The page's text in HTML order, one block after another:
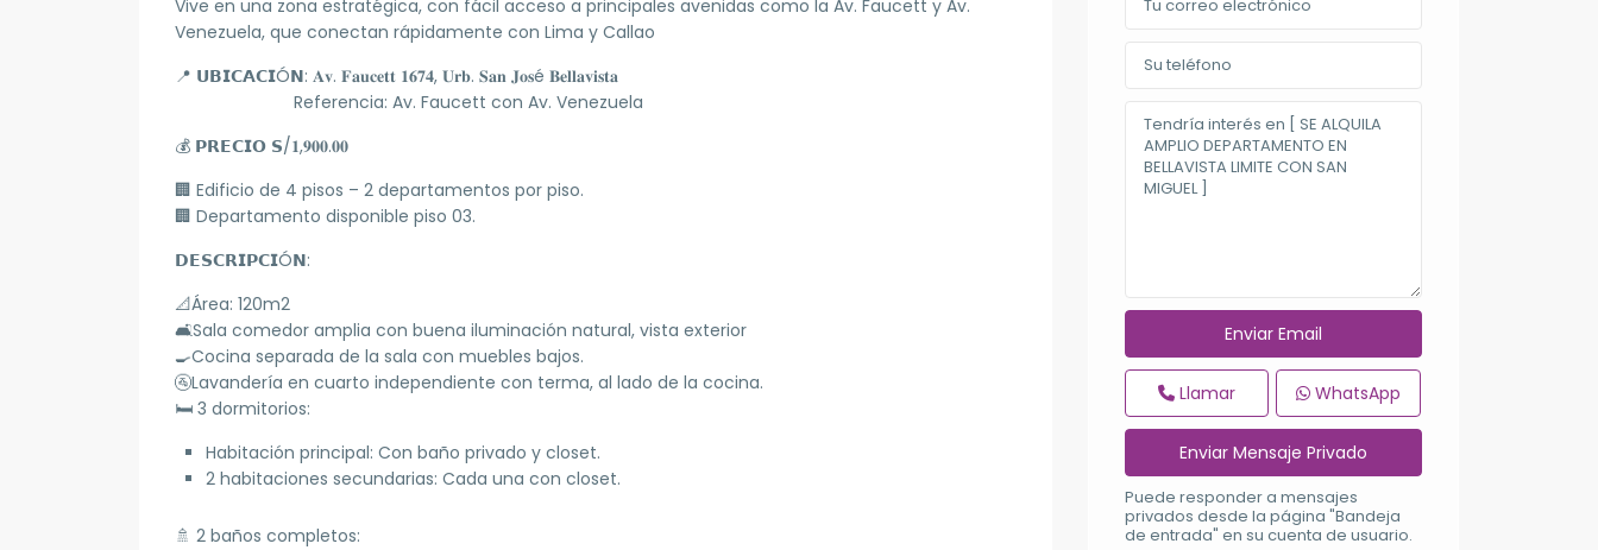
Vive en una zona estratégica, con fácil acceso a principales avenidas como la Av. Faucett y Av.
Venezuela, que conectan rápidamente con Lima y Callao
📍 𝗨𝗕𝗜𝗖𝗔𝗖𝗜Ó𝗡: 𝐀𝐯. 𝐅𝐚𝐮𝐜𝐞𝐭𝐭 𝟏𝟔𝟕𝟒, 𝐔𝐫𝐛. 𝐒𝐚𝐧 𝐉𝐨𝐬é 𝐁𝐞𝐥𝐥𝐚𝐯𝐢𝐬𝐭𝐚
Referencia: Av. Faucett con Av. Venezuela
💰 𝗣𝗥𝗘𝗖𝗜𝗢 𝗦/𝟏,𝟗𝟎𝟎.𝟎𝟎
🏢 Edificio de 4 pisos – 2 departamentos por piso.
🏢 Departamento disponible piso 03.
𝗗𝗘𝗦𝗖𝗥𝗜𝗣𝗖𝗜Ó𝗡:
📐Área: 120m2
🛋Sala comedor amplia con buena iluminación natural, vista exterior
🍳Cocina separada de la sala con muebles bajos.
🚰Lavandería en cuarto independiente con terma, al lado de la cocina.
🛏️ 3 dormitorios:
Habitación principal: Con baño privado y closet.
2 habitaciones secundarias: Cada una con closet.
🚿 2 baños completos:
Llamar WhatsApp
Puede responder a mensajes
privados desde la página "Bandeja
de entrada" en su cuenta de usuario.